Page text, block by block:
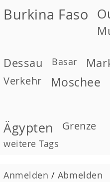
Burkina Faso
Dessau Basar
Verkehr Moschee
Ägypten Grenze
weitere Tags
Anmelden / Abmelden